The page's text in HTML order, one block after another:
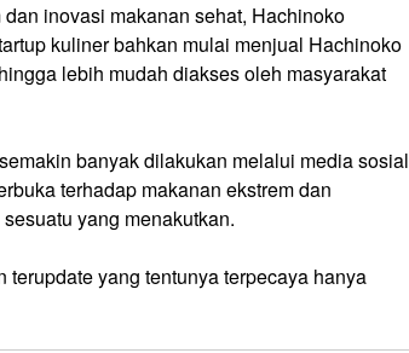
inovasi makanan sehat, Hachinoko
kuliner bahkan mulai menjual Hachinoko
lebih mudah diakses oleh masyarakat
banyak dilakukan melalui media sosial
terhadap makanan ekstrem dan
yang menakutkan.
yang tentunya terpecaya hanya